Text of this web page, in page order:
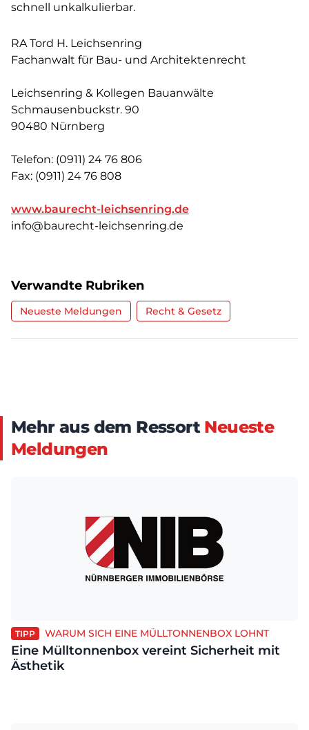
schnell unkalkulierbar.
RA Tord H. Leichsenring
Fachanwalt für Bau- und Architektenrecht
Leichsenring & Kollegen Bauanwälte
Schmausenbuckstr. 90
90480 Nürnberg
Telefon: (0911) 24 76 806
Fax: (0911) 24 76 808
www.baurecht-leichsenring.de
info@baurecht-leichsenring.de
Verwandte Rubriken
Neueste Meldungen Recht & Gesetz
Mehr aus dem Ressort Neueste
Meldungen
TIPP WARUM SICH EINE MÜLLTONNENBOX LOHNT
Eine Mülltonnenbox vereint Sicherheit mit
Ästhetik